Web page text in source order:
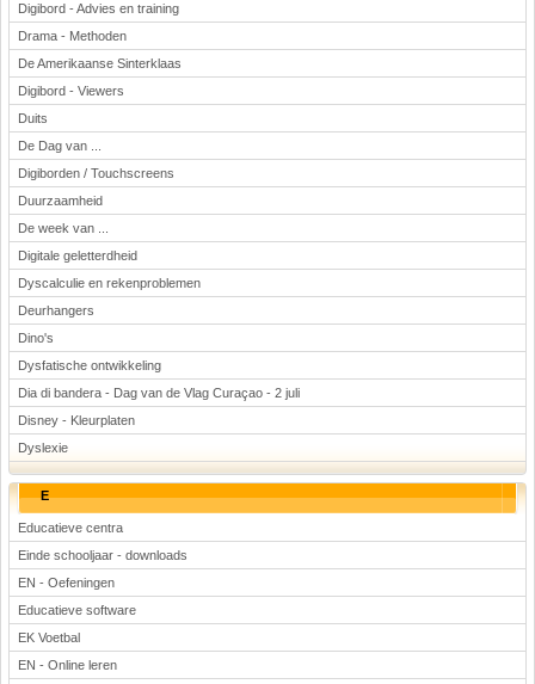
Digibord - Advies en training
Drama - Methoden
De Amerikaanse Sinterklaas
Digibord - Viewers
Duits
De Dag van ...
Digiborden / Touchscreens
Duurzaamheid
De week van ...
Digitale geletterdheid
Dyscalculie en rekenproblemen
Deurhangers
Dino's
Dysfatische ontwikkeling
Dia di bandera - Dag van de Vlag Curaçao - 2 juli
Disney - Kleurplaten
Dyslexie
E
Educatieve centra
Einde schooljaar - downloads
EN - Oefeningen
Educatieve software
EK Voetbal
EN - Online leren